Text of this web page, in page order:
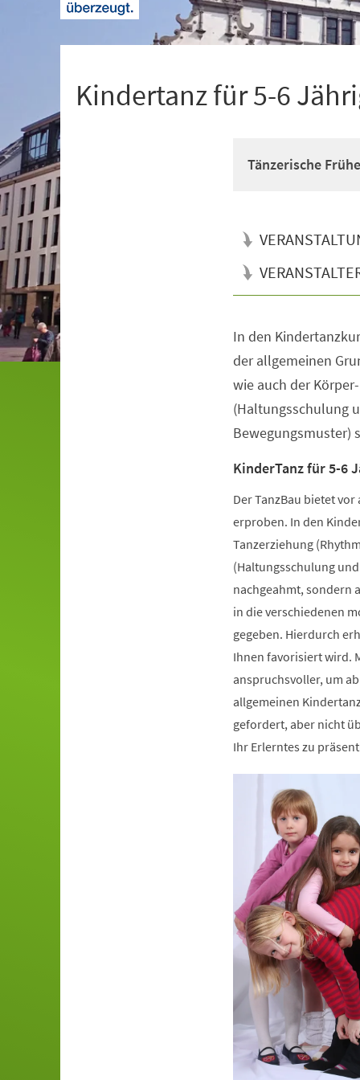
Kindertanz für 5-6
Tänzerische
In den
der allgemeinen
wie auch der
(Haltungsschulung
Bewegungsmuster)
KinderTanz für 5-6
Der TanzBau bietet
erproben. In den
Tanzerziehung
(Haltungsschulung
nachgeahmt, sondern
in die verschiedenen
gegeben. Hierdurch
Ihnen favorisiert wird.
anspruchsvoller, um
allgemeinen
gefordert, aber nicht
Ihr Erlerntes zu